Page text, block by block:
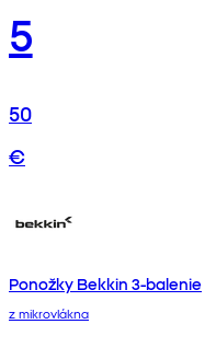
5
50
€
Ponožky Bekkin 3-balenie
z mikrovlákna